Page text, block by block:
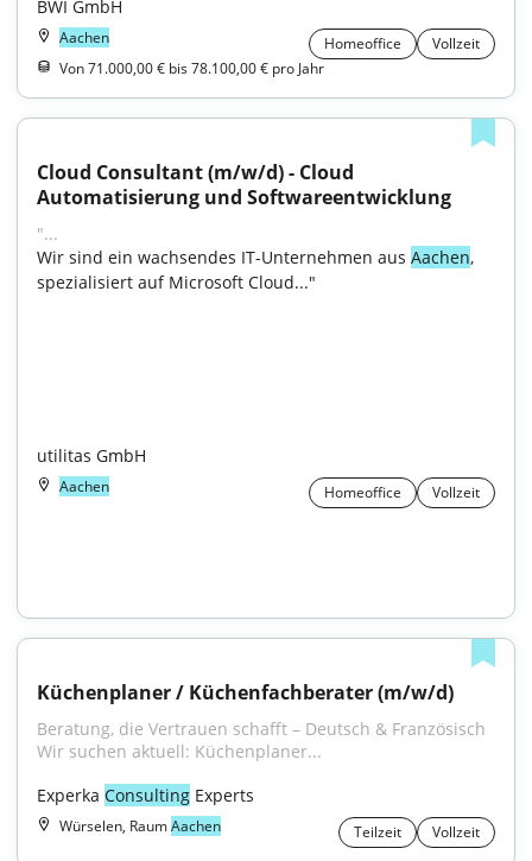
BWI GmbH
Aachen Homeoffice
Vollzeit
Von 71.000,00 € bis 78.100,00 € pro Jahr
Cloud Consultant (m/w/d) - Cloud
Automatisierung und Softwareentwicklung
"...
Wir sind ein wachsendes IT-Unternehmen aus Aachen,
spezialisiert auf Microsoft Cloud..."
utilitas GmbH
Aachen Homeoffice Vollzeit
Küchenplaner / Küchenfachberater (m/w/d)
Beratung, die Vertrauen schafft – Deutsch & Französisch
Wir suchen aktuell: Küchenplaner...
Experka Consulting Experts
Würselen, RaumAachen Teilzeit Vollzeit